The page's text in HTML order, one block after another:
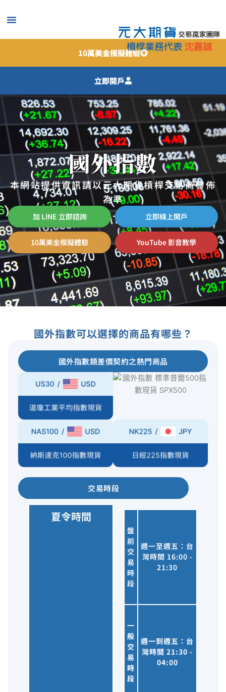
要
容
10萬美金模擬體驗
立即開戶
國外指數
本網站提供資訊請以元大期貨槓桿交易商發佈
為準
加 LINE 立即諮詢 立即線上開戶
10萬美金模擬體驗 YouTube 影音教學
國外指數可以選擇的商品有哪些？
國外指數類差價契約之熱門商品
交易時段
夏令時間
盤
前
交
易
時
段
週一至週五：台
灣時間 16:00 -
21:30
一
般
交
易
時
段
週一到週五：台
灣時間 21:30 -
04:00